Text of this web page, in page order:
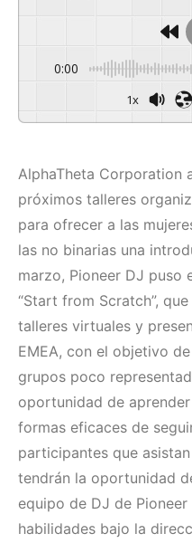
0:00
1x
AlphaTheta Corporation
próximos talleres
para ofrecer a las
las no binarias una
marzo, Pioneer DJ puso
“Start from Scratch”,
talleres virtuales y
EMEA, con el objetivo
grupos poco
oportunidad de
formas eficaces de
participantes que
tendrán la oportunidad
equipo de DJ de
habilidades bajo la